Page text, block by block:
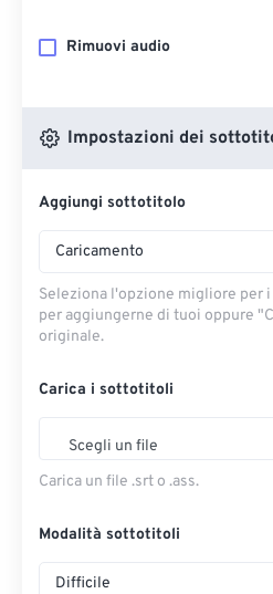
Rimuovi audio
Impostazioni dei
Aggiungi sottotitolo
Caricamento
Seleziona l'opzione migliore per
per aggiungerne di tuoi oppure
originale.
Carica i sottotitoli
Scegli un file
Carica un file .srt o .ass.
Modalità sottotitoli
Difficile